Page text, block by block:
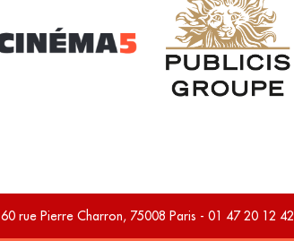
60 rue Pierre Charron, 75008 Paris - 01 47 20 12 42